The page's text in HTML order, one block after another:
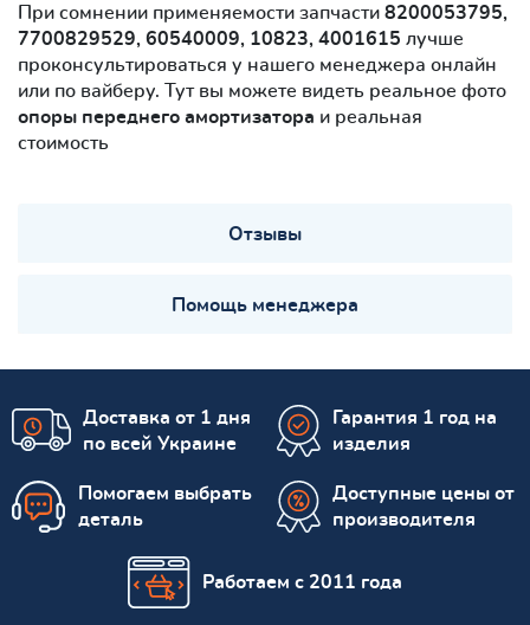
При сомнении применяемости запчасти 8200053795,
7700829529, 60540009, 10823, 4001615 лучше
проконсультироваться у нашего менеджера онлайн
или по вайберу. Тут вы можете видеть реальное фото
опоры переднего амортизатора и реальная
стоимость
Отзывы
Помощь менеджера
Доставка от 1 дня
по всей Украине
Гарантия 1 год на
изделия
Помогаем выбрать
деталь
Доступные цены от
производителя
Работаем с 2011 года